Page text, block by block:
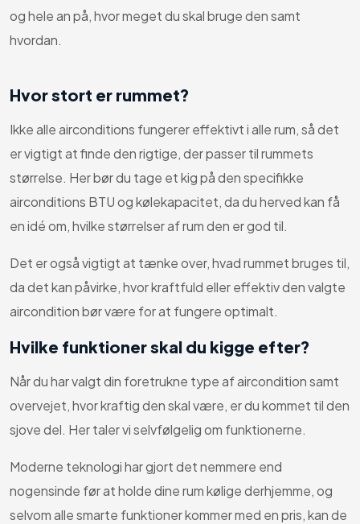
og hele an på, hvor meget du skal bruge den samt
hvordan.
Hvor stort er rummet?
Ikke alle airconditions fungerer effektivt i alle rum, så det
er vigtigt at finde den rigtige, der passer til rummets
størrelse. Her bør du tage et kig på den specifikke
airconditions BTU og kølekapacitet, da du herved kan få
en idé om, hvilke størrelser af rum den er god til.
Det er også vigtigt at tænke over, hvad rummet bruges til,
da det kan påvirke, hvor kraftfuld eller effektiv den valgte
aircondition bør være for at fungere optimalt.
Hvilke funktioner skal du kigge efter?
Når du har valgt din foretrukne type af aircondition samt
overvejet, hvor kraftig den skal være, er du kommet til den
sjove del. Her taler vi selvfølgelig om funktionerne.
Moderne teknologi har gjort det nemmere end
nogensinde før at holde dine rum kølige derhjemme, og
selvom alle smarte funktioner kommer med en pris, kan de